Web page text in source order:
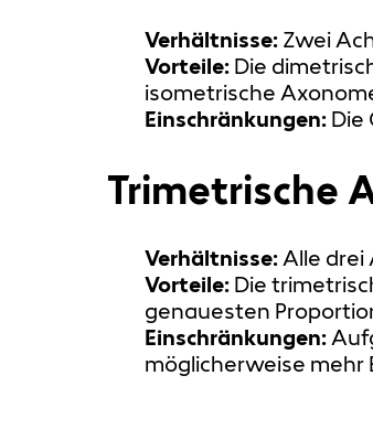
Verhältnisse: Zwei
Vorteile: Die
isometrische
Einschränkungen: Die
Trimetrische
Verhältnisse:Alle drei
Vorteile:Die
genauesten
Einschränkungen:
möglicherweise mehr